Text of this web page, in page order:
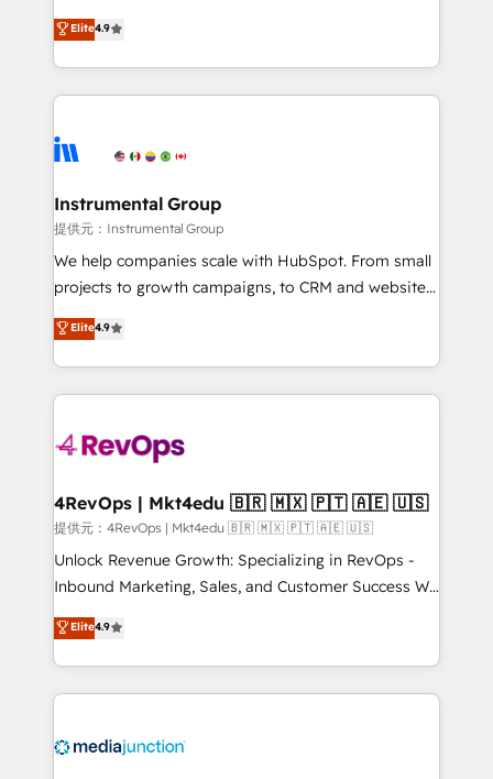
HubSpot Partner 🪴 - Sales Hub: More
implementations than any other Partner 💻 -
agency for an Ops problem. Don't hire a technical
agency for a growth problem. Hire a partner built to
operational efficiency of HubSpot. The fastest-
growing tech-enabler & facilitator, MakeWebBetter,
hands you the blend of HubSpot expertise &
eminent solutions & integrations. Trust us to
Elite Partners with 10+ years of HubSpot experience
Premier Partner 2023 🌟5 HubSpot Accreditations 🌟
Won HubSpot Theme Challenge 2021 🌟INBOUND’19
HubSpot Rising Star Why us? Harnessing the full
potential of the powerful HubSpot CRM. ✔️A team of
HubSpot experience ✔️Flexible pricing models —
Hourly-fee (assigned one Dedicated HubSpot
requirement). ✔️Helped over 25,000+ customers so
far with our HubSpot solutions. ✔️Bespoke apps &
on-demand bundle services. Connect with us today!
Elite4.9
Instrumental Group
提供元：Instrumental Group
We help companies scale with HubSpot. From small
projects to growth campaigns, to CRM and websites.
Hire an agency that's experienced in every inch of
HubSpot and willing to work hand-in-hand with your
team to simplify the complex and build a better
experience for your team and customers.
Elite4.9
4RevOps | Mkt4edu 🇧🇷 🇲🇽 🇵🇹 🇦🇪 🇺🇸
提供元：4RevOps | Mkt4edu 🇧🇷 🇲🇽 🇵🇹 🇦🇪 🇺🇸
Unlock Revenue Growth: Specializing in RevOps -
Inbound Marketing, Sales, and Customer Success We
specialize in driving revenue growth for companies
across industries through tailored marketing, sales,
and customer success strategies, utilizing RevOps
methodologies. As Latin America's largest HubSpot
offer unparalleled insights. Operating in five
Elite4.9